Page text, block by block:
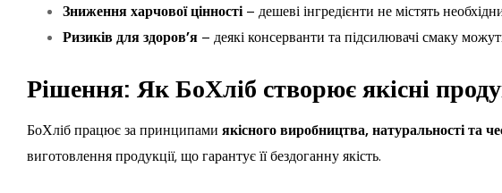
Зниження харчової цінності– дешеві інгредієнти не містять
Ризиків для здоров’я – деякі консерванти та підсилювачі смаку
Рішення: Як БоХліб створює якісні
БоХліб працює за принципами якісного виробництва, натуральності та
виготовлення продукції, що гарантує її бездоганну якість.